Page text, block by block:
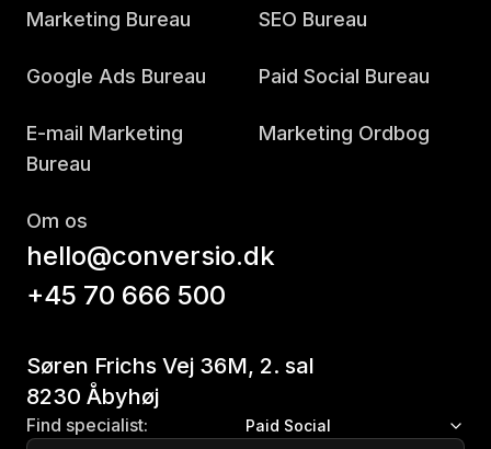
Marketing Bureau SEO Bureau
Google Ads Bureau Paid Social Bureau
E-mail Marketing
Bureau
Marketing Ordbog
Om os
hello@conversio.dk
+45 70 666 500
Søren Frichs Vej 36M, 2. sal
8230 Åbyhøj
Find specialist: Paid Social